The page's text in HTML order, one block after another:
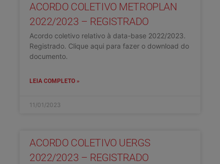
ACORDO COLETIVO METROPLAN
2022/2023 – REGISTRADO
Acordo coletivo relativo à data-base 2022/2023.
Registrado. Clique aqui para fazer o download do
documento.
LEIA COMPLETO »
11/01/2023
ACORDO COLETIVO UERGS
2022/2023 – REGISTRADO